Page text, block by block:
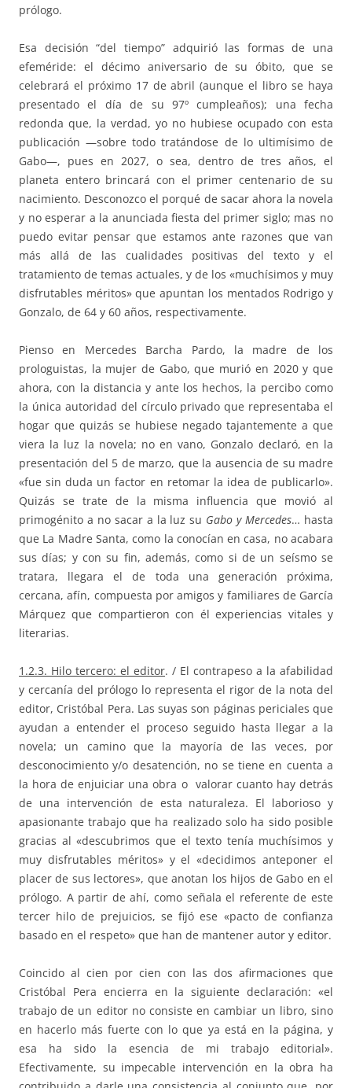
prólogo.
Esa decisión “del tiempo” adquirió las formas de una
efeméride: el décimo aniversario de su óbito, que se
celebrará el próximo 17 de abril (aunque el libro se haya
presentado el día de su 97º cumpleaños); una fecha
redonda que, la verdad, yo no hubiese ocupado con esta
publicación —sobre todo tratándose de lo ultimísimo de
Gabo—, pues en 2027, o sea, dentro de tres años, el
planeta entero brincará con el primer centenario de su
nacimiento. Desconozco el porqué de sacar ahora la novela
y no esperar a la anunciada fiesta del primer siglo; mas no
puedo evitar pensar que estamos ante razones que van
más allá de las cualidades positivas del texto y el
tratamiento de temas actuales, y de los «muchísimos y muy
disfrutables méritos» que apuntan los mentados Rodrigo y
Gonzalo, de 64 y 60 años, respectivamente.
Pienso en Mercedes Barcha Pardo, la madre de los
prologuistas, la mujer de Gabo, que murió en 2020 y que
ahora, con la distancia y ante los hechos, la percibo como
la única autoridad del círculo privado que representaba el
hogar que quizás se hubiese negado tajantemente a que
viera la luz la novela; no en vano, Gonzalo declaró, en la
presentación del 5 de marzo, que la ausencia de su madre
«fue sin duda un factor en retomar la idea de publicarlo».
Quizás se trate de la misma influencia que movió al
primogénito a no sacar a la luz su Gabo y Mercedes… hasta
que La Madre Santa, como la conocían en casa, no acabara
sus días; y con su fin, además, como si de un seísmo se
tratara, llegara el de toda una generación próxima,
cercana, afín, compuesta por amigos y familiares de García
Márquez que compartieron con él experiencias vitales y
literarias.
1.2.3. Hilo tercero: el editor. / El contrapeso a la afabilidad
y cercanía del prólogo lo representa el rigor de la nota del
editor, Cristóbal Pera. Las suyas son páginas periciales que
ayudan a entender el proceso seguido hasta llegar a la
novela; un camino que la mayoría de las veces, por
desconocimiento y/o desatención, no se tiene en cuenta a
la hora de enjuiciar una obra o valorar cuanto hay detrás
de una intervención de esta naturaleza. El laborioso y
apasionante trabajo que ha realizado solo ha sido posible
gracias al «descubrimos que el texto tenía muchísimos y
muy disfrutables méritos» y el «decidimos anteponer el
placer de sus lectores», que anotan los hijos de Gabo en el
prólogo. A partir de ahí, como señala el referente de este
tercer hilo de prejuicios, se fijó ese «pacto de confianza
basado en el respeto» que han de mantener autor y editor.
Coincido al cien por cien con las dos afirmaciones que
Cristóbal Pera encierra en la siguiente declaración: «el
trabajo de un editor no consiste en cambiar un libro, sino
en hacerlo más fuerte con lo que ya está en la página, y
esa ha sido la esencia de mi trabajo editorial».
Efectivamente, su impecable intervención en la obra ha